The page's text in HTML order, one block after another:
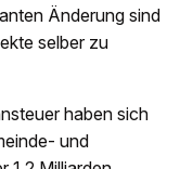
Änderung sind
selber zu
haben sich
und